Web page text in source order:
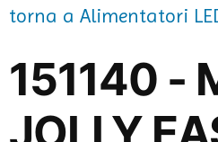
torna a Alimentatori
151140 -